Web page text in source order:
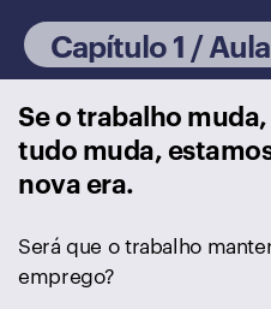
Capítulo 1 /
Se o trabalho
tudo muda,
nova era.
Será que o trabalho
emprego?